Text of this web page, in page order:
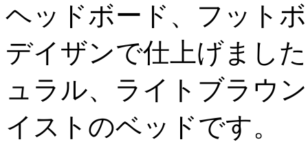
ヘッドボード、フット
デイザンで仕上げまし
ュラル、ライトブラウ
イストのベッドです。